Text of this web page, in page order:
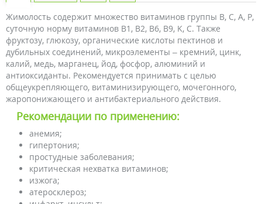
Жимолость содержит множество витаминов группы B, С, А, P,
суточную норму витаминов B1, B2, B6, B9, K, C. Также
фруктозу, глюкозу, органические кислоты пектинов и
дубильных соединений, микроэлементы – кремний, цинк,
калий, медь, марганец, йод, фосфор, алюминий и
антиоксиданты. Рекомендуется принимать с целью
общеукрепляющего, витаминизирующего, мочегонного,
жаропонижающего и антибактериального действия.
Рекомендации по применению:
анемия;
гипертония;
простудные заболевания;
критическая нехватка витаминов;
изжога;
атеросклероз;